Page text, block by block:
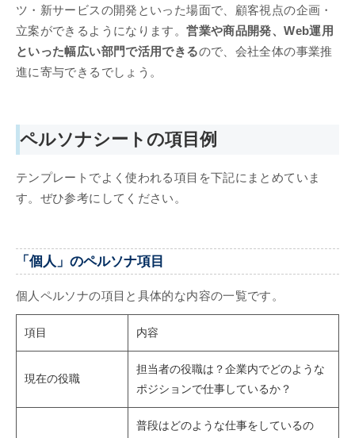
ツ・新サービスの開発といった場面で、顧客視点の企画・
立案ができるようになります。営業や商品開発、Web運用
といった幅広い部門で活用できるので、会社全体の事業推
進に寄与できるでしょう。
ペルソナシートの項目例
テンプレートでよく使われる項目を下記にまとめていま
す。ぜひ参考にしてください。
「個人」のペルソナ項目
個人ペルソナの項目と具体的な内容の一覧です。
項目 内容
現在の役職
担当者の役職は？企業内でどのような
ポジションで仕事しているか？
普段はどのような仕事をしているの